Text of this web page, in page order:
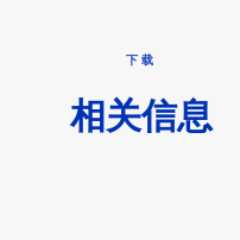
下载
相关信息